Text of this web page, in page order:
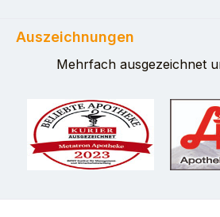
Auszeichnungen
Mehrfach ausgezeichnet